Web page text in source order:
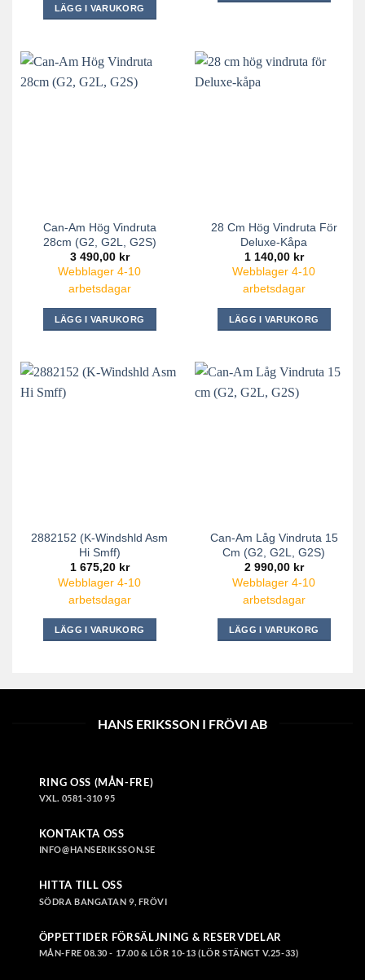
LÄGG I VARUKORG
Can-Am Hög Vindruta
28cm (G2, G2L, G2S)
3 490,00 kr
Webblager 4-10
arbetsdagar
LÄGG I VARUKORG
28 Cm Hög Vindruta För
Deluxe-Kåpa
1 140,00 kr
Webblager 4-10
arbetsdagar
LÄGG I VARUKORG
2882152 (K-Windshld Asm
Hi Smff)
1 675,20 kr
Webblager 4-10
arbetsdagar
LÄGG I VARUKORG
Can-Am Låg Vindruta 15
Cm (G2, G2L, G2S)
2 990,00 kr
Webblager 4-10
arbetsdagar
LÄGG I VARUKORG
HANS ERIKSSON I FRÖVI AB
RING OSS (MÅN-FRE)
VXL. 0581-310 95
KONTAKTA OSS
INFO@HANSERIKSSON.SE
HITTA TILL OSS
SÖDRA BANGATAN 9, FRÖVI
ÖPPETTIDER FÖRSÄLJNING & RESERVDELAR
MÅN-FRE 08.30 - 17.00 & LÖR 10-13 (LÖR STÄNGT V.25-33)